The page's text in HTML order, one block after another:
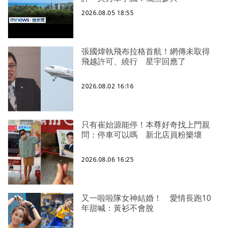
2026.08.05 18:55
張國煒執飛布拉格首航！網傳未取得
飛越許可、繞行 星宇回應了
2026.08.02 16:16
只有崔始源能停！本尊好奇找上門親
問：停車可以嗎 新北店員粉樂壞
2026.08.06 16:25
又一啦啦隊女神結婚！ 愛情長跑10
年甜喊：黃衫不會脫